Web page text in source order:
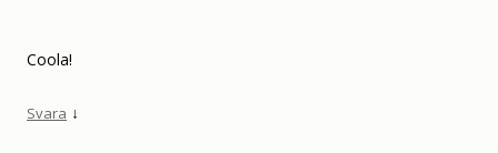
Coola!
Svara ↓